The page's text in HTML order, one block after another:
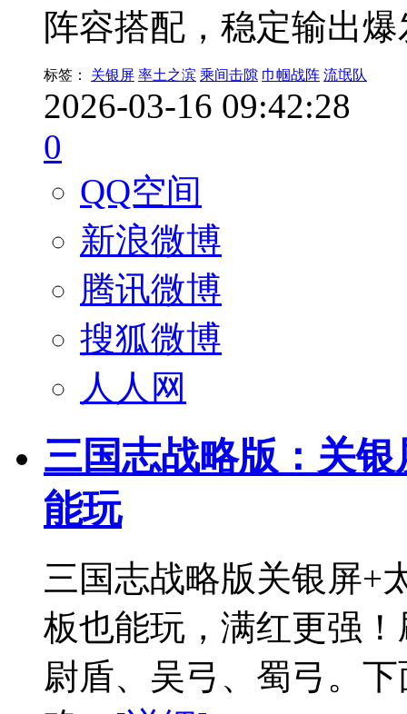
阵容搭配，稳定输出
标签： 关银屏 率土之滨 乘间击隙 巾帼战阵 流氓队
2026-03-16 09:42:28
0
QQ空间
新浪微博
腾讯微博
搜狐微博
人人网
三国志战略版：关
能玩
三国志战略版关银屏+
板也能玩，满红更强
尉盾、吴弓、蜀弓。